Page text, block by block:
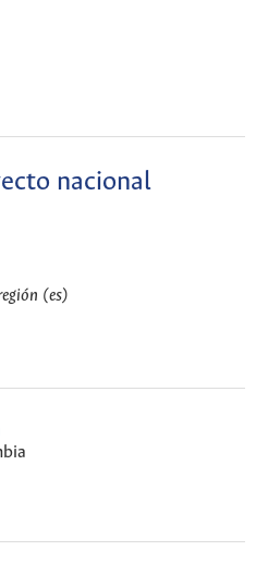
nacional
(es)